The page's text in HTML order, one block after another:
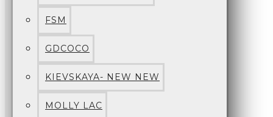
FSM
GDCOCO
KIEVSKAYA- NEW NEW
MOLLY LAC